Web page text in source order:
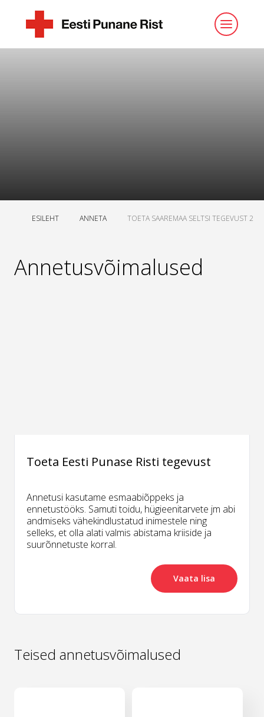
ESILEHT ANNETA TOETA SAAREMAA SELTSI TEGEVUST 2
Annetusvõimalused
Toeta Eesti Punase Risti tegevust
Annetusi kasutame esmaabiõppeks ja
ennetustööks. Samuti toidu, hügieenitarvete jm abi
andmiseks vähekindlustatud inimestele ning
selleks, et olla alati valmis abistama kriiside ja
suurõnnetuste korral.
Vaata lisa
Teised annetusvõimalused